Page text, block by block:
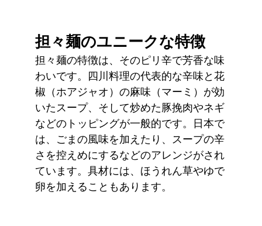
担々麺のユニークな特徴
担々麺の特徴は、そのピリ辛で芳香な味
わいです。四川料理の代表的な辛味と花
椒（ホアジャオ）の麻味（マーミ）が効
いたスープ、そして炒めた豚挽肉やネギ
などのトッピングが一般的です。日本で
は、ごまの風味を加えたり、スープの辛
さを控えめにするなどのアレンジがされ
ています。具材には、ほうれん草やゆで
卵を加えることもあります。